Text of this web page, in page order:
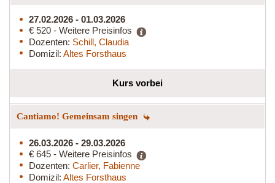
27.02.2026 - 01.03.2026
€ 520 - Weitere Preisinfos
Dozenten: Schill, Claudia
Domizil: Altes Forsthaus
Kurs vorbei
Cantiamo! Gemeinsam singen
26.03.2026 - 29.03.2026
€ 645 - Weitere Preisinfos
Dozenten: Carlier, Fabienne
Domizil: Altes Forsthaus